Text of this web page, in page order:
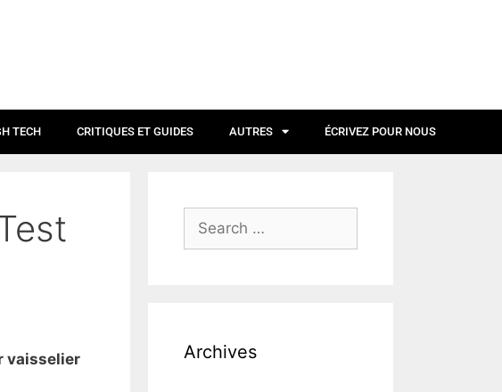
TECH CRITIQUES ET GUIDES AUTRES ÉCRIVEZ POUR NOUS
vaisselier
Archives